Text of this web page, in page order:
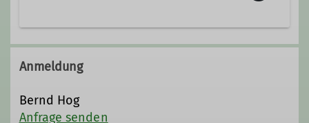
Anmeldung
Bernd Hog
Anfrage senden